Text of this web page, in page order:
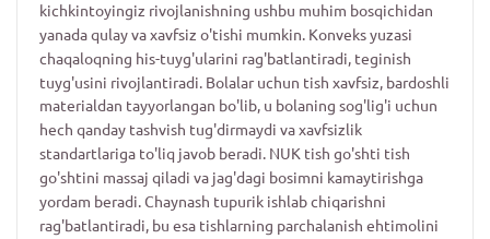
kichkintoyingiz rivojlanishning ushbu muhim bosqichidan
yanada qulay va xavfsiz o'tishi mumkin. Konveks yuzasi
chaqaloqning his-tuyg'ularini rag'batlantiradi, teginish
tuyg'usini rivojlantiradi. Bolalar uchun tish xavfsiz, bardoshli
materialdan tayyorlangan bo'lib, u bolaning sog'lig'i uchun
hech qanday tashvish tug'dirmaydi va xavfsizlik
standartlariga to'liq javob beradi. NUK tish go'shti tish
go'shtini massaj qiladi va jag'dagi bosimni kamaytirishga
yordam beradi. Chaynash tupurik ishlab chiqarishni
rag'batlantiradi, bu esa tishlarning parchalanish ehtimolini